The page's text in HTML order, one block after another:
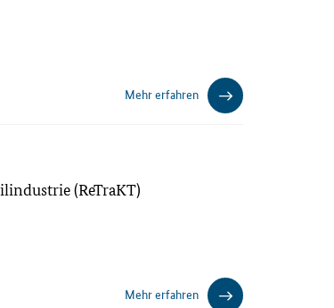
Mehr erfahren
(ReTraKT)
Mehr erfahren